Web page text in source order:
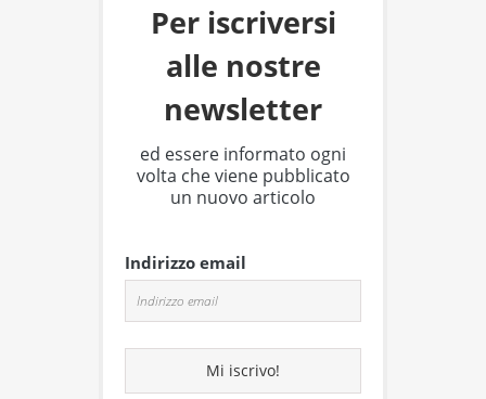
Per iscriversi
alle nostre
newsletter
ed essere informato ogni
volta che viene pubblicato
un nuovo articolo
Indirizzo email